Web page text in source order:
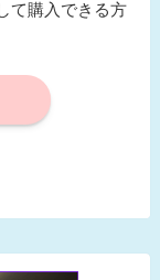
て購入できる方